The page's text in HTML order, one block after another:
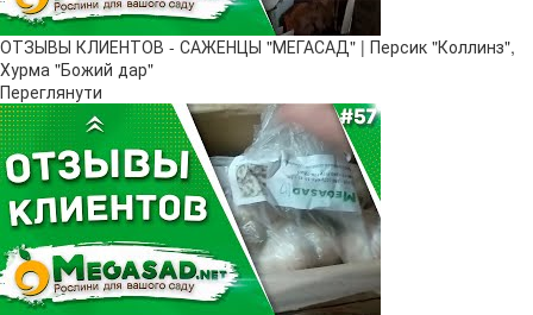
ОТЗЫВЫ КЛИЕНТОВ - САЖЕНЦЫ "МЕГАСАД" | Персик "Коллинз",
Хурма "Божий дар"
Переглянути